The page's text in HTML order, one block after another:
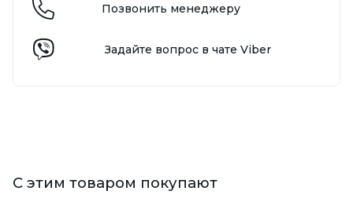
Позвонить менеджеру
Задайте вопрос в чате Viber
С этим товаром покупают